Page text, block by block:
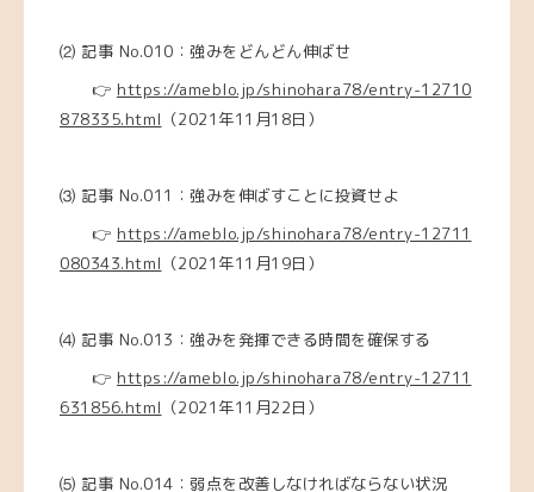
⑵ 記事 No.010：強みをどんどん伸ばせ
👉 https://ameblo.jp/shinohara78/entry-12710
878335.html （2021年11月18日）
⑶ 記事 No.011：強みを伸ばすことに投資せよ
👉 https://ameblo.jp/shinohara78/entry-12711
080343.html （2021年11月19日）
⑷ 記事 No.013：強みを発揮できる時間を確保する
👉 https://ameblo.jp/shinohara78/entry-12711
631856.html （2021年11月22日）
⑸ 記事 No.014：弱点を改善しなければならない状況